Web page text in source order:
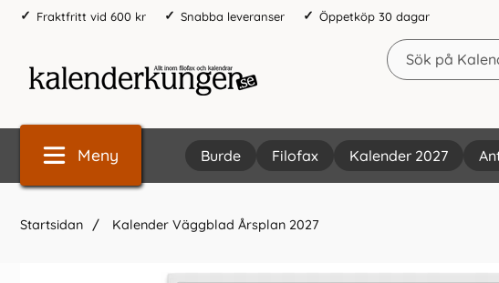
Fraktfritt vid 600 kr Snabba leveranser Öppetköp 30 dagar
Meny Burde Filofax Kalender 2027
Startsidan Kalender Väggblad Årsplan 2027